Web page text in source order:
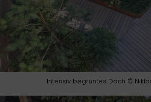
Intensiv begrüntes Dach ©